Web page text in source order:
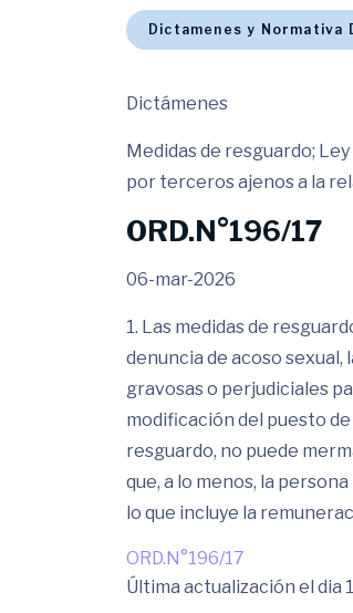
Dictamenes y Normativa
Dictámenes
Medidas de resguardo;
por terceros ajenos a la
ORD.N°196/17
06-mar-2026
1. Las medidas de
denuncia de acoso
gravosas o perjudiciales
modificación del puesto
resguardo, no puede
que, a lo menos, la
lo que incluye la
ORD.N°196/17
Última actualización el dia